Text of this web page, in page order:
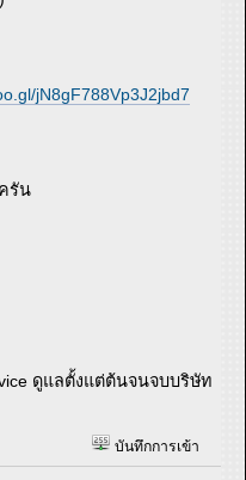
jN8gF788Vp3J2jbd7
รัน
ดูแลตั้งแต่ต้นจนจบบริษัท
บันทึกการเข้า